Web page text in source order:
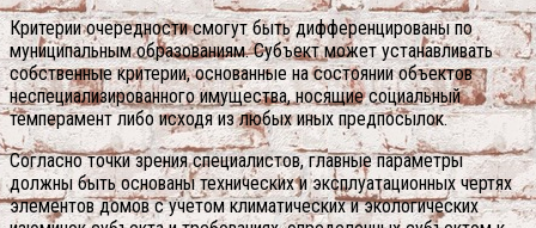
Критерии очередности смогут быть дифференцированы по
муниципальным образованиям. Субъект может устанавливать
собственные критерии, основанные на состоянии объектов
неспециализированного имущества, носящие социальный
темперамент либо исходя из любых иных предпосылок.
Согласно точки зрения специалистов, главные параметры
должны быть основаны технических и эксплуатационных чертях
элементов домов с учетом климатических и экологических